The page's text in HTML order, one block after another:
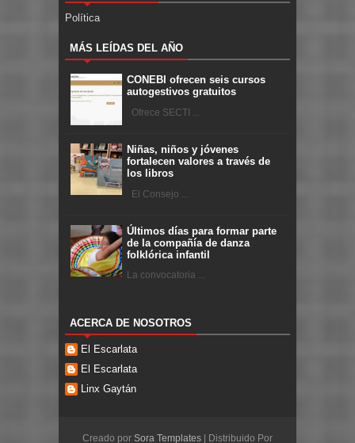
Política
MÁS LEÍDAS DEL AÑO
CONEBI ofrecen seis cursos
autogestivos gratuitos
Ofrece SECTI ...
Niñas, niños y jóvenes
fortalecen valores a través de
los libros
El Consejo ...
Últimos días para formar parte
de la compañía de danza
folklórica infantil
La convocatoria ...
ACERCA DE NOSOTROS
El Escarlata
El Escarlata
Linx Gaytán
Creado por Sora Templates | Distribuido Por